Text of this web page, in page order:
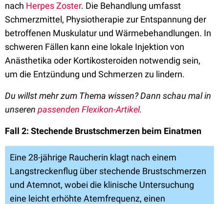
nach Herpes Zoster. Die Behandlung umfasst
Schmerzmittel, Physiotherapie zur Entspannung der
betroffenen Muskulatur und Wärmebehandlungen. In
schweren Fällen kann eine lokale Injektion von
Anästhetika oder Kortikosteroiden notwendig sein,
um die Entzündung und Schmerzen zu lindern.
Du willst mehr zum Thema wissen? Dann schau mal in
unseren passenden Flexikon-Artikel.
Fall 2: Stechende Brustschmerzen beim Einatmen
Eine 28-jährige Raucherin klagt nach einem
Langstreckenflug über stechende Brustschmerzen
und Atemnot, wobei die klinische Untersuchung
eine leicht erhöhte Atemfrequenz, einen